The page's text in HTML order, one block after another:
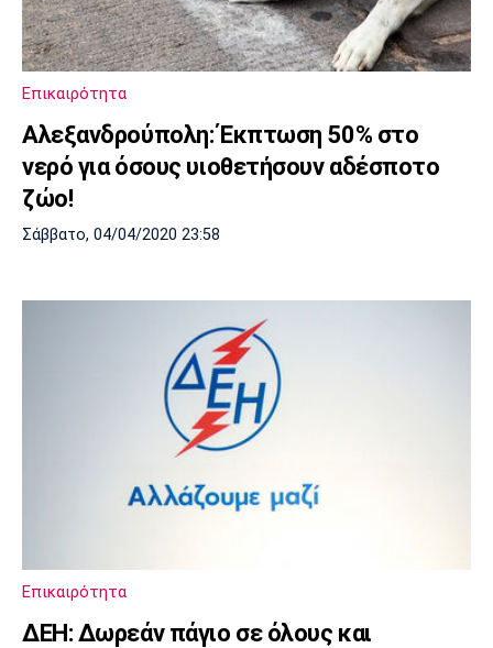
Επικαιρότητα
Αλεξανδρούπολη: Έκπτωση 50% στο
νερό για όσους υιοθετήσουν αδέσποτο
ζώο!
Σάββατο, 04/04/2020 23:58
Επικαιρότητα
ΔΕΗ: Δωρεάν πάγιο σε όλους και